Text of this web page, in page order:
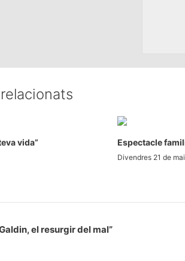
vida” Espectacle
Divendres 21 de
el resurgir del mal”